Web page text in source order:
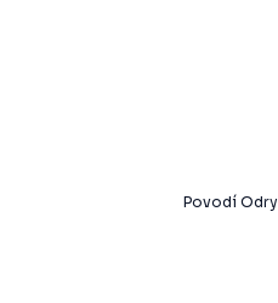
Povodí Odry